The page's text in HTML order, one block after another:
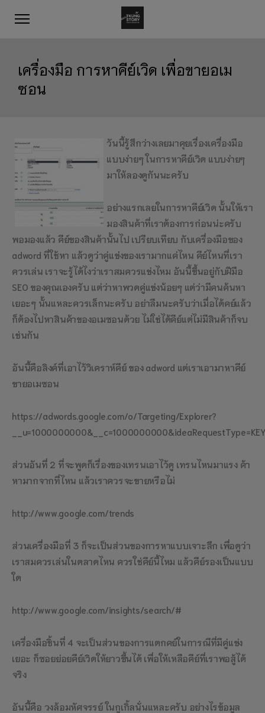
เครื่องมือ การหาคีย์เวิด เพื่อขายอเม
ซอน
วันนี้รู้สึกว่างเลยมาคุยเรื่องเครื่องมือ
แบบง่ายๆ ในการหาคีย์เวิด แบบง่ายๆ
มาให้ลองดูกันนะครับ
อย่างแรกเลยในการหาคีย์เวิด นั้นให้เรา
มองสินค้าที่เราต้องการก่อนน่ะครับ
พอมองแล้ว คีย์ของสินค้านั้นไป เปรียบเทียบ กับเครื่องมือของ
adword ที่ใช้หา แล้วดูว่าคู่แข่งของเรามากแค่ไหน คีย์ไหนที่เรา
ควรเล่น เราจะรู้ได้ไงว่าเราสมควรแข่งไหม อันนี้ขึ้นอยู่กับฝีมือ
SEO ของคุณเองครับ แต่ว่าหาพวดคู่แข่งน้อยๆ แต่ว่ามีคนค้นหา
เยอะๆ นั้นแหละควรเล็กนะครับ อย่าลืมนะครับว่าเมื่อได้คย์แล้ว
ก็ต้องไปหาสินค้าของอเมซอนด้วย ไม่ใช่ได้คีย์แต่ไม่มีสินค้าก็จบ
เช่นกัน
อันนี้คือลิงค์ที่เอาไว้วิเคราห์คีย์ ของ adword แต่เราเอามาหาคีย์
ขายอเมซอน
https://adwords.google.com/o/Targeting/Explorer?
ส่วนอันที่ 2 ที่จะพูดก็เรื่องของเทรนเอาไว้ดู เทรนไหนมาแรง ค้า
หามากจากที่ไหน แล้วเราควรจะขายหรือไม่
http://www.google.com/trends
ส่วนเครื่องมือที่ 3 ก็จะเป็นส่วนของการหาแบบเจาะลึก เพื่อดูว่า
เราสมควรเล่นในตลาดไหน ควรใช่คีย์นี้ไหม แล้วคีย์รองเป็นแบบ
ใด
http://www.google.com/insights/search/#
เครื่องมือชิ้นที่ 4 จะเป็นส่วนของการแตกคย์ในการณีที่มีคู่แข่ง
เยอะ ก็ซอยย่อยคีย์เวิดให้ยาวขึ้นได้ เพื่อให้เหลือคีย์ที่เราพอสู้ได้
จริง
อันนี้คือ วงล้อมหัศจรรย์ ในกูเกิ้ลนั่นแหละครับ อย่างไรข้อมูล